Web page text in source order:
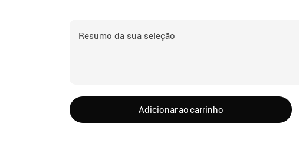
Resumo da sua seleção
Adicionar ao carrinho